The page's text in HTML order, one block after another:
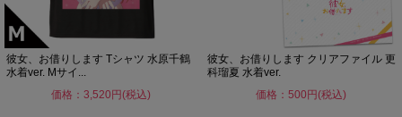
彼女、お借りします Tシャツ 水原千鶴
水着ver. Mサイ...
価格：3,520円(税込)
彼女、お借りします クリアファイル 更
科瑠夏 水着ver.
価格：500円(税込)